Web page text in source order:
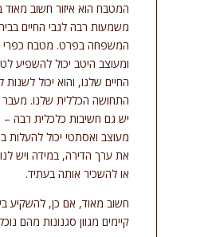
ניגודיות כהה
קו תחתון קישורים
סמן קישורים
אפס
את
כל
האפשרויות
cached
המטבח הוא איזור חשוב מאוד
משמעות רבה לגבי החיים
המשפחה בפרט. מטבח כפרי
ומעוצב היטב יכול להשפיע
החיים שלנו, והוא יכול לשנות
התחושה הכללית שלנו.
יש גם חשיבות כלכלית רבה
מעוצב ואסתטי יכול להעלות
את ערך הדירה, במידה ויש
או להשכיר אותה בעתיד.
חשוב מאוד, אם כן, להשקיע
קיימים מגוון סגנונות מהם